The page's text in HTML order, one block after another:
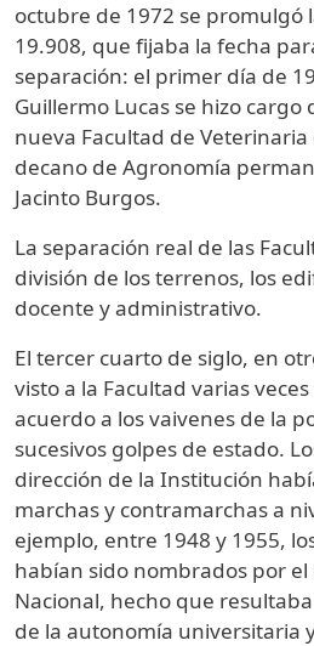
octubre de 1972 se promulgó
19.908, que fijaba la fecha
separación: el primer día de
Guillermo Lucas se hizo cargo
nueva Facultad de Veterinaria
decano de Agronomía
Jacinto Burgos.
La separación real de las
división de los terrenos, los
docente y administrativo.
El tercer cuarto de siglo, en
visto a la Facultad varias
acuerdo a los vaivenes de la
sucesivos golpes de estado.
dirección de la Institución
marchas y contramarchas a
ejemplo, entre 1948 y 1955,
habían sido nombrados por el
Nacional, hecho que
de la autonomía universitaria